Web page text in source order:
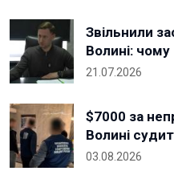
Звільнили
Волині: чому
21.07.2026
$7000 за
Волині
03.08.2026